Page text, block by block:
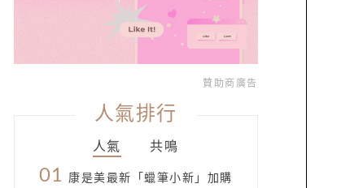
贊助商廣告
人氣排行
人氣 共鳴
01
康是美最新「蠟筆小新」加購